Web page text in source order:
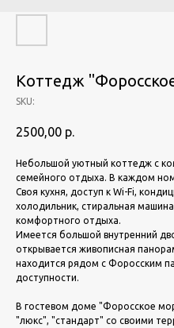
Коттедж
SKU:
2500,00 р.
Небольшой уютный коттедж с
семейного отдыха. В каждом
Своя кухня, доступ к Wi-Fi,
холодильник, стиральная
комфортного отдыха.
Имеется большой внутренний
открывается живописная
находится рядом с Форосским
доступности.
В гостевом доме "Форосское
"люкс", "стандарт" со своими